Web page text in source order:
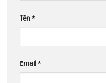
Tên*
Email *